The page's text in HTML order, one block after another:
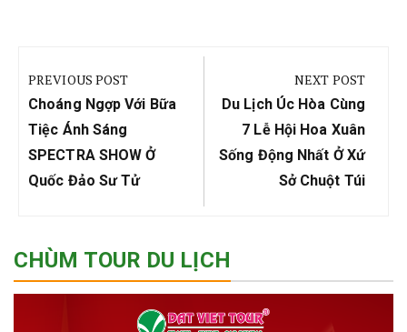
hướng
bài
viết
PREVIOUS POST
Previous
Post:
Choáng Ngợp Với Bữa
Tiệc Ánh Sáng
SPECTRA SHOW Ở
Quốc Đảo Sư Tử
NEXT POST
Next
Post:
Du Lịch Úc Hòa Cùng
7 Lễ Hội Hoa Xuân
Sống Động Nhất Ở Xứ
Sở Chuột Túi
CHÙM TOUR DU LỊCH